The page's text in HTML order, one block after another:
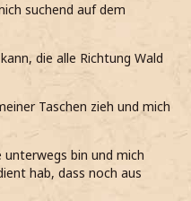
suchend auf dem
die alle Richtung Wald
Taschen zieh und mich
bin und mich
hab, dass noch aus